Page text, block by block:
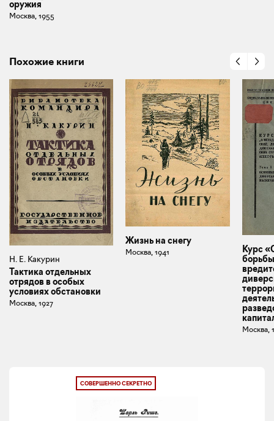
оружия
Москва, 1955
Похожие книги
Н. Е. Какурин
Тактика отдельных
отрядов в особых
условиях обстановки
Москва, 1927
Жизнь на снегу
Москва, 1941
Курс
Москва,
СОВЕРШЕННО СЕКРЕТНО